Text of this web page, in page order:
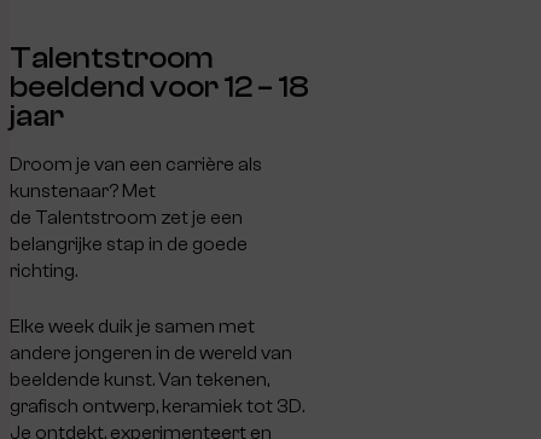
Talentstroom
beeldend voor 12 – 18
jaar
Droom je van een carrière als
kunstenaar? Met
de Talentstroom zet je een
belangrijke stap in de goede
richting.
Elke week duik je samen met
andere jongeren in de wereld van
beeldende kunst. Van tekenen,
grafisch ontwerp, keramiek tot 3D.
Je ontdekt, experimenteert en